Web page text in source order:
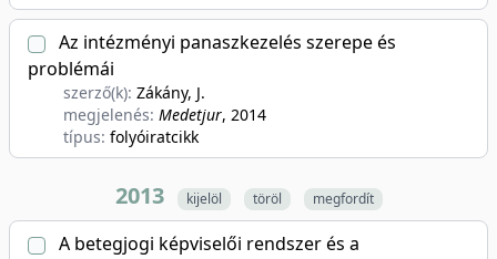
Az intézményi panaszkezelés szerepe és
problémái
szerző(k): Zákány, J.
megjelenés: Medetjur, 2014
típus: folyóiratcikk
2013 kijelöl töröl megfordít
A betegjogi képviselői rendszer és a